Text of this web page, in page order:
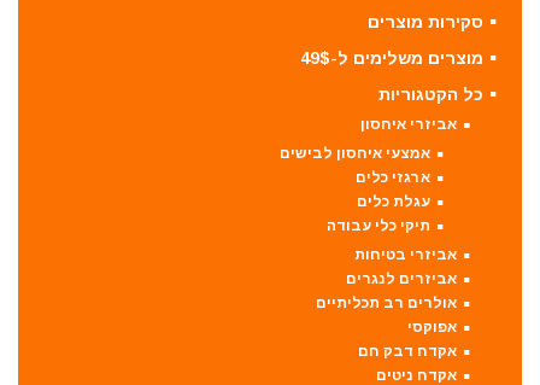
סקירות מוצרים
מוצרים משלימים ל-49$
כל הקטגוריות
אביזרי איחסון
אמצעי איחסון לבישים
ארגזי כלים
עגלת כלים
תיקי כלי עבודה
אביזרי בטיחות
אביזרים לנגרים
אולרים רב תכליתיים
אפוקסי
אקדח דבק חם
אקדח ניטים